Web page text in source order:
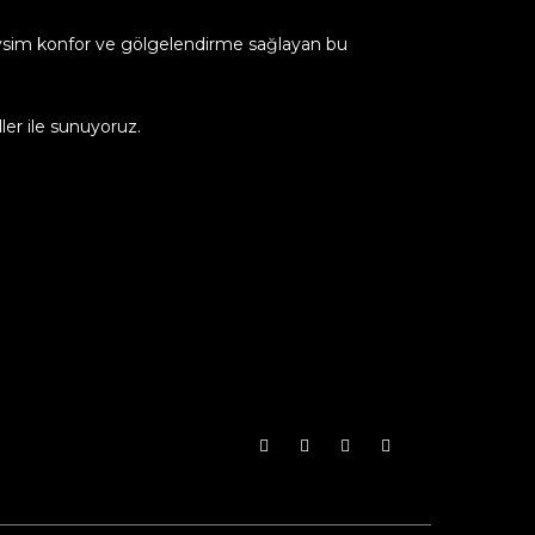
konfor ve gölgelendirme sağlayan bu
ile sunuyoruz.